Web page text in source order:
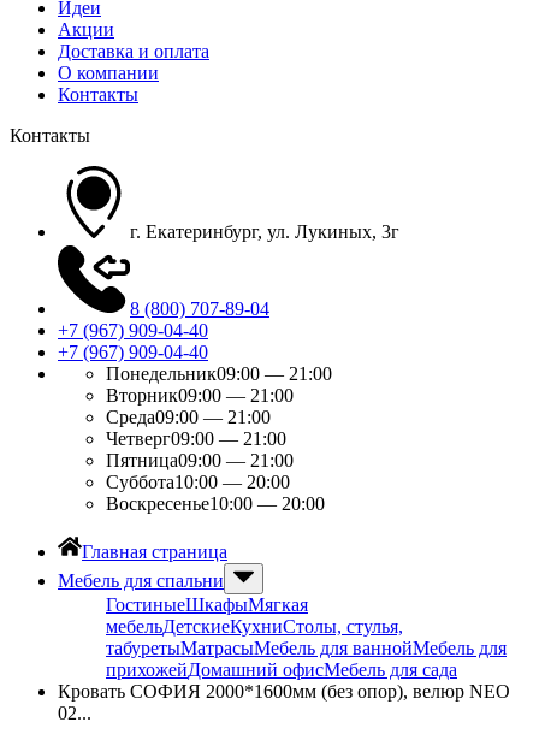
Идеи
Акции
Доставка и оплата
О компании
Контакты
Контакты
г. Екатеринбург, ул. Лукиных, 3г
8 (800) 707-89-04
+7 (967) 909-04-40
+7 (967) 909-04-40
Понедельник09:00 — 21:00
Вторник09:00 — 21:00
Среда09:00 — 21:00
Четверг09:00 — 21:00
Пятница09:00 — 21:00
Суббота10:00 — 20:00
Воскресенье10:00 — 20:00
Главная страница
Мебель для спальни
ГостиныеШкафыМягкая
мебельДетскиеКухниСтолы, стулья,
табуретыМатрасыМебель для ваннойМебель для
прихожейДомашний офисМебель для сада
Кровать СОФИЯ 2000*1600мм (без опор), велюр NEO
02...